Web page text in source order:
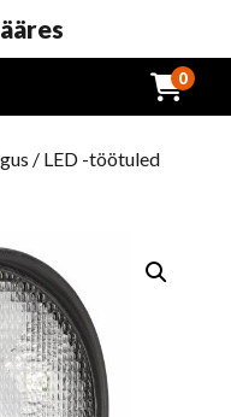
0
/ LED -töötuled